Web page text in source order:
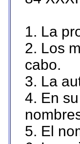
1. La
2. Los
cabo.
3. La
4. En
5. El